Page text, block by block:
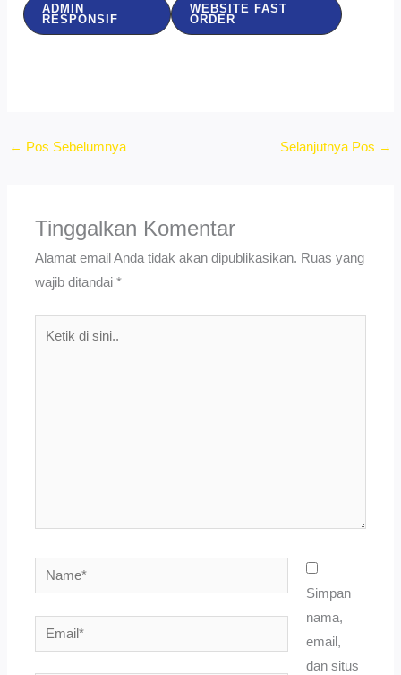
ADMIN
RESPONSIF
WEBSITE FAST
ORDER
← Pos Sebelumnya Selanjutnya Pos →
Tinggalkan Komentar
Alamat email Anda tidak akan dipublikasikan. Ruas yang
wajib ditandai*
Name*
Email*
Simpan
nama,
email,
dan situs